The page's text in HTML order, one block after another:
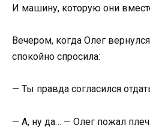
И машину, которую они
Вечером, когда Олег
спокойно спросила:
— Ты правда согласился
— А, ну да… — Олег пожал